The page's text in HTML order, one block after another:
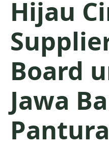
Hijau
Board
Jawa
Pantura